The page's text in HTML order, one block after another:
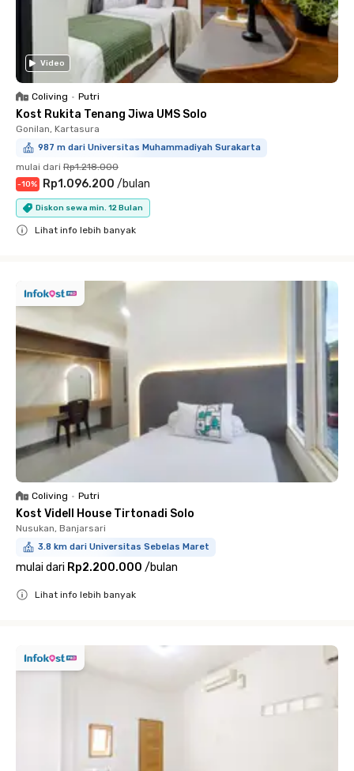
Video
Coliving • Putri
Kost Rukita Tenang Jiwa UMS Solo
Gonilan, Kartasura
987 m dari Universitas Muhammadiyah Surakarta
mulai dari Rp1.218.000
-10% Rp1.096.200 /bulan
Diskon sewa min. 12 Bulan
Lihat info lebih banyak
Coliving • Putri
Kost Videll House Tirtonadi Solo
Nusukan, Banjarsari
3.8 km dari Universitas Sebelas Maret
mulai dari Rp2.200.000 /bulan
Lihat info lebih banyak